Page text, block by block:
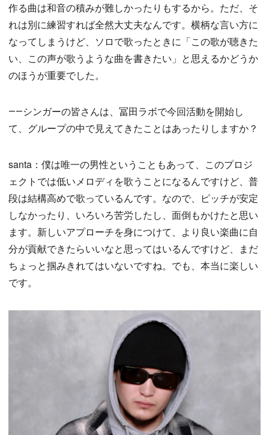
作る曲は和音の積みが難しかったりもするから。ただ、そ
れは別に練習すれば全然大丈夫なんです。横柄な言い方に
なってしまうけど、ソロで歌ったときに「この歌が聴きた
い、この声が歌うような曲を書きたい」と思えるかどうか
のほうが重要でした。
――シンガーの皆さんは、冨田ラボで今回活動を開始し
て、グループの中で見えてきたことはあったりしますか？
santa：僕は唯一の男性ということもあって、このプロジ
ェクトでは低いメロディを歌うことになるんですけど、普
段は結構高めで歌っているんです。なので、ピッチが安定
しなかったり、いろいろ苦労したし、面倒もかけたと思い
ます。新しいアプローチを身につけて、より良い楽曲に自
分が貢献できたらいいなと思ってはいるんですけど、まだ
ちょっと掴みきれてはいないですね。でも、本当に楽しい
です。